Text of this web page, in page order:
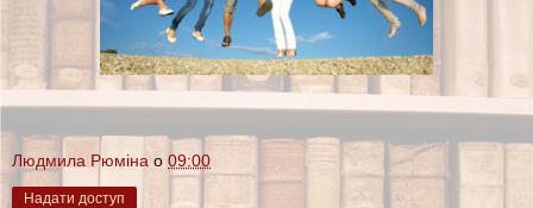
Людмила Рюміна о 09:00
Надати доступ